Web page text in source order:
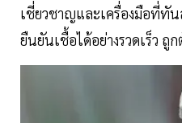
เชี่ยวชาญและเครื่องมือที่ทัน
ยืนยันเชื้อได้อย่างรวดเร็ว ถู